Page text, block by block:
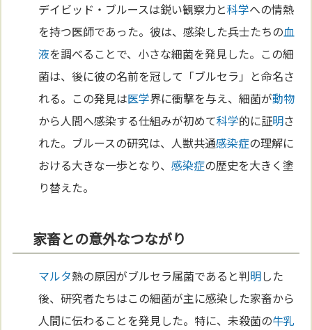
デイビッド・ブルースは鋭い観察力と科学への情熱
を持つ医師であった。彼は、感染した兵士たちの血
液を調べることで、小さな細菌を発見した。この細
菌は、後に彼の名前を冠して「ブルセラ」と命名さ
れる。この発見は医学界に衝撃を与え、細菌が動物
から人間へ感染する仕組みが初めて科学的に証明さ
れた。ブルースの研究は、人獣共通感染症の理解に
おける大きな一歩となり、感染症の歴史を大きく塗
り替えた。
家畜との意外なつながり
マルタ熱の原因がブルセラ属菌であると判明した
後、研究者たちはこの細菌が主に感染した家畜から
人間に伝わることを発見した。特に、未殺菌の牛乳